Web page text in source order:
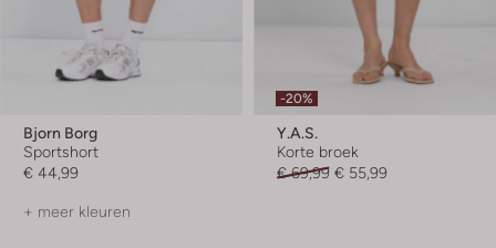
Bjorn Borg
Sportshort
€ 44,99
+ meer kleuren
-20%
Y.a.s.
Korte broek
€ 69,99 € 55,99